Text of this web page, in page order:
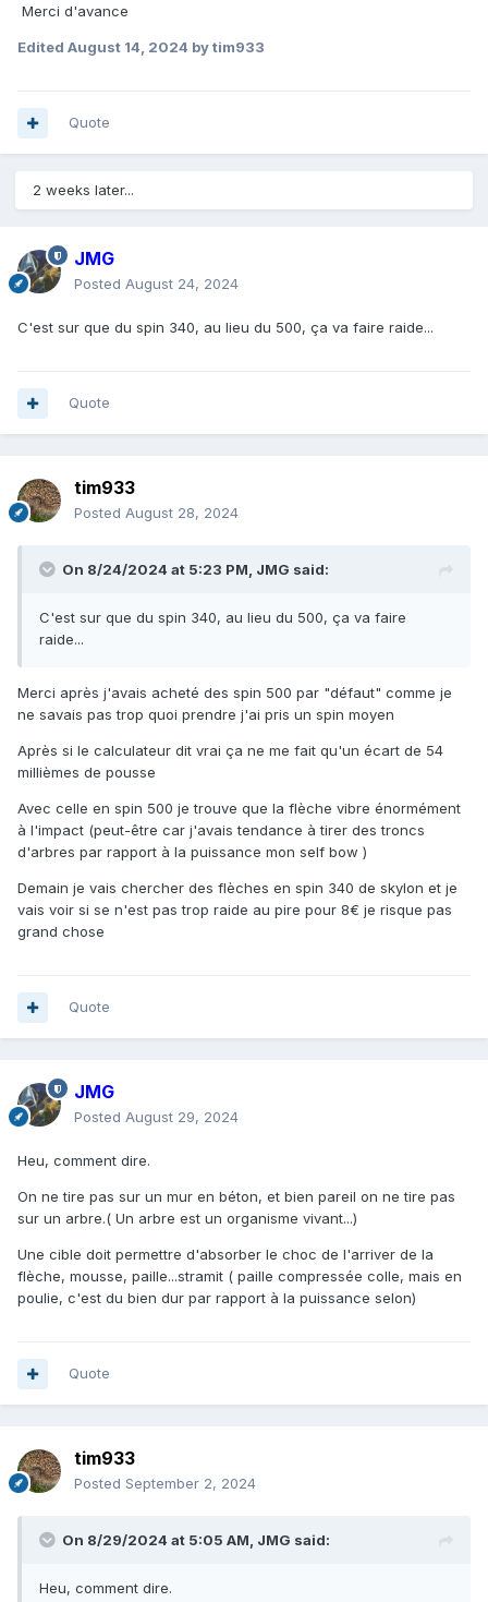
Merci d'avance
Edited August 14, 2024 by tim933
Quote
2 weeks later...
JMG
Posted August 24, 2024
C'est sur que du spin 340, au lieu du 500, ça va faire raide...
Quote
tim933
Posted August 28, 2024
On 8/24/2024 at 5:23 PM, JMG said:
C'est sur que du spin 340, au lieu du 500, ça va faire
raide...
Merci après j'avais acheté des spin 500 par "défaut" comme je
ne savais pas trop quoi prendre j'ai pris un spin moyen
Après si le calculateur dit vrai ça ne me fait qu'un écart de 54
millièmes de pousse
Avec celle en spin 500 je trouve que la flèche vibre énormément
à l'impact (peut-être car j'avais tendance à tirer des troncs
d'arbres par rapport à la puissance mon self bow )
Demain je vais chercher des flèches en spin 340 de skylon et je
vais voir si se n'est pas trop raide au pire pour 8€ je risque pas
grand chose
Quote
JMG
Posted August 29, 2024
Heu, comment dire.
On ne tire pas sur un mur en béton, et bien pareil on ne tire pas
sur un arbre.( Un arbre est un organisme vivant...)
Une cible doit permettre d'absorber le choc de l'arriver de la
flèche, mousse, paille...stramit ( paille compressée colle, mais en
poulie, c'est du bien dur par rapport à la puissance selon)
Quote
tim933
Posted September 2, 2024
On 8/29/2024 at 5:05 AM, JMG said:
Heu, comment dire.